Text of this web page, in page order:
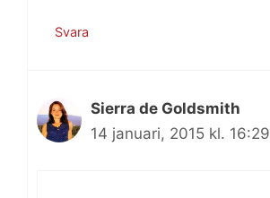
Svara
Sierra de Goldsmith
14 januari, 2015 kl. 16:29